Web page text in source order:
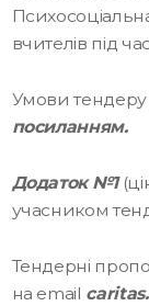
вчителів під
Умови
посиланням.
Додаток №1
учасником
Тендерні
на email